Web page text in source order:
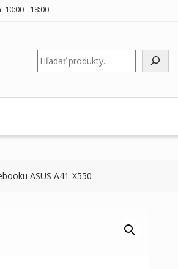
- 18:00
Hľadať
ASUS A41-X550